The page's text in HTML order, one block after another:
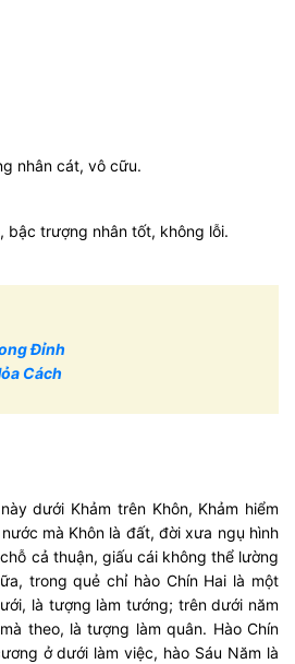
nhân cát, vô cữu.
bậc trượng nhân tốt, không lỗi.
Đỉnh
Cách
dưới Khảm trên Khôn, Khảm hiểm
mà Khôn là đất, đời xưa ngụ hình
cả thuận, giấu cái không thể lường
trong quẻ chỉ hào Chín Hai là một
là tượng làm tướng; trên dưới năm
theo, là tượng làm quân. Hào Chín
ở dưới làm việc, hào Sáu Năm là